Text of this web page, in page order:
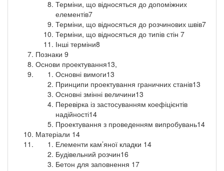
Терміни, що відносяться до допоміжних
елементів7
Терміни, що відносяться до розчинових швів7
Терміни, що відносяться до типів стін 7
Інші терміни8
Познаки 9
Основи проектування13,
Основні вимоги13
Принципи проектування граничних станів13
Основні змінні величини13
Перевірка із застосуванням коефіцієнтів
надійності14
Проектування з проведенням випробувань14
Матеріали 14
Елементи кам’яної кладки 14
Будівельний розчин16
Бетон для заповнення 17